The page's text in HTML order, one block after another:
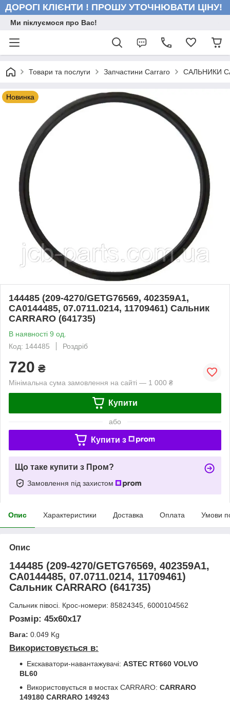
ДОРОГІ КЛІЄНТИ ! ПРОШУ УТОЧНЮВАТИ ЦІНУ!
Ми піклуємося про Вас!
Товари та послуги Запчастини Carraro САЛЬНИКИ
Новинка
144485 (209-4270/GETG76569, 402359A1,
CA0144485, 07.0711.0214, 11709461) Сальник
CARRARO (641735)
В наявності 9 од.
Код: 144485
Роздріб
720 ₴
Мінімальна сума замовлення на сайті — 1 000 ₴
Купити
або
Купити з
Що таке купити з Пром?
Замовлення під захистом
Опис Характеристики Доставка Оплата Умови
Опис
144485 (209-4270/GETG76569, 402359A1,
CA0144485, 07.0711.0214, 11709461)
Сальник CARRARO (641735)
Сальник півосі. Крос-номери: 85824345, 6000104562
Розмір: 45х60х17
Вага: 0.049 Kg
Використовується в:
Екскаватори-навантажувачі: ASTEC RT660 VOLVO
BL60
Використовується в мостах CARRARO: CARRARO
149180 CARRARO 149243